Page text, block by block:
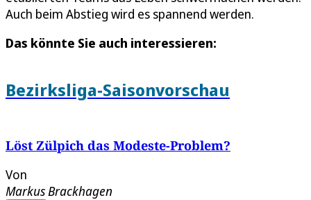
Auch beim Abstieg wird es spannend werden.
Das könnte Sie auch interessieren:
Bezirksliga-Saisonvorschau
Löst Zülpich das Modeste-Problem?
Von
Markus Brackhagen